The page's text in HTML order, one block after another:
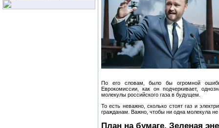
По его словам, было бы огромной
Еврокомиссии, как он подчеркивает,
молекулы российского газа в будущем.
То есть неважно, сколько стоят газ и
гражданам. Важно, чтобы ни одна молекула не
План на бумаге. Зеленая